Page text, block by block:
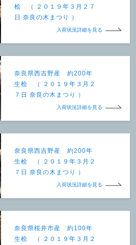
桧 （ ２０１９年３月２７
日 奈良の木まつり ）
入荷状況詳細を見る
奈良県西吉野産 約200年
生桧 （ ２０１９年３月２
７日 奈良の木まつり ）
入荷状況詳細を見る
奈良県西吉野産 約200年
生桧 （ ２０１９年３月２
７日 奈良の木まつり ）
入荷状況詳細を見る
奈良県桜井市産 約100年
生桧 （ ２０１９年３月２